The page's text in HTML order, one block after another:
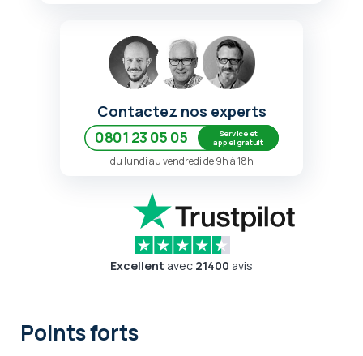
Contactez nos experts
0801 23 05 05
Service et
appel gratuit
du lundi au vendredi de 9h à 18h
Excellent avec 21400 avis
Points forts